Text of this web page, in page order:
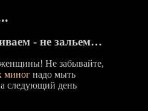
- не зальем…
Не забывайте,
миног надо мыть
следующий день